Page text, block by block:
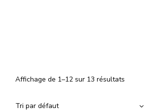
Affichage de 1–12 sur 13 résultats
Tri par défaut